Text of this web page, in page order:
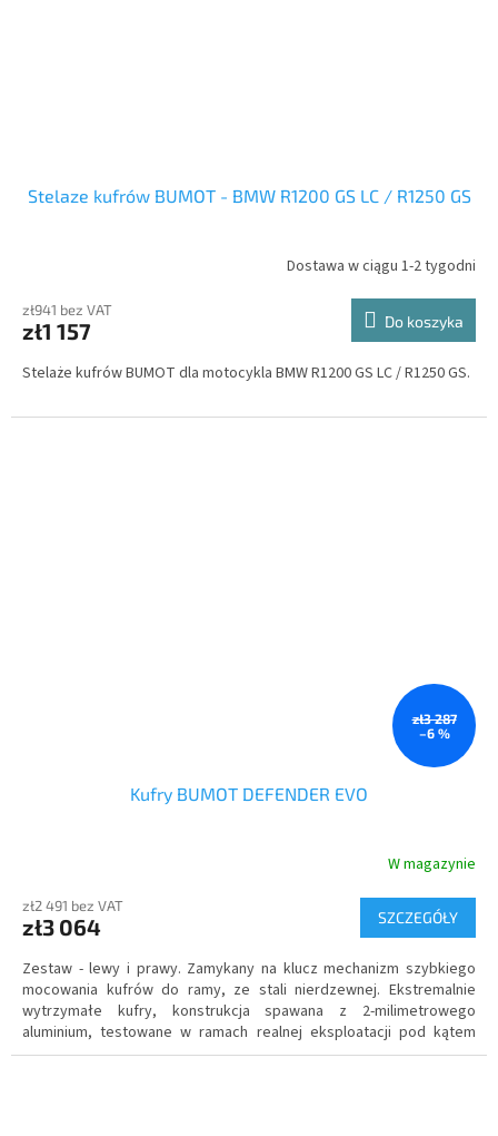
Stelaze kufrów BUMOT - BMW R1200 GS LC / R1250 GS
Dostawa w ciągu 1-2 tygodni
zł941 bez VAT
zł1 157 Do koszyka
Stelaże kufrów BUMOT dla motocykla BMW R1200 GS LC / R1250 GS.
zł3 287
–6 %
Kufry BUMOT DEFENDER EVO
W magazynie
zł2 491 bez VAT
zł3 064 SZCZEGÓŁY
Zestaw - lewy i prawy. Zamykany na klucz mechanizm szybkiego
mocowania kufrów do ramy, ze stali nierdzewnej. Ekstremalnie
wytrzymałe kufry, konstrukcja spawana z 2-milimetrowego
aluminium, testowane w ramach realnej eksploatacji pod kątem
wodoszczelności.